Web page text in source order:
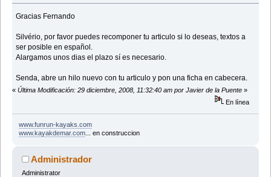
Gracias Fernando
Silvério, por favor puedes recomponer tu articulo si lo deseas, textos a
ser posible en español.
Alargamos unos dias el plazo sí es necesario.
Senda, abre un hilo nuevo con tu articulo y pon una ficha en cabecera.
« Última Modificación: 29 diciembre, 2008, 11:32:40 am por Javier de la Puente »
En línea
www.funrun-kayaks.com
www.kayakdemar.com... en construccion
Administrador
Administrator